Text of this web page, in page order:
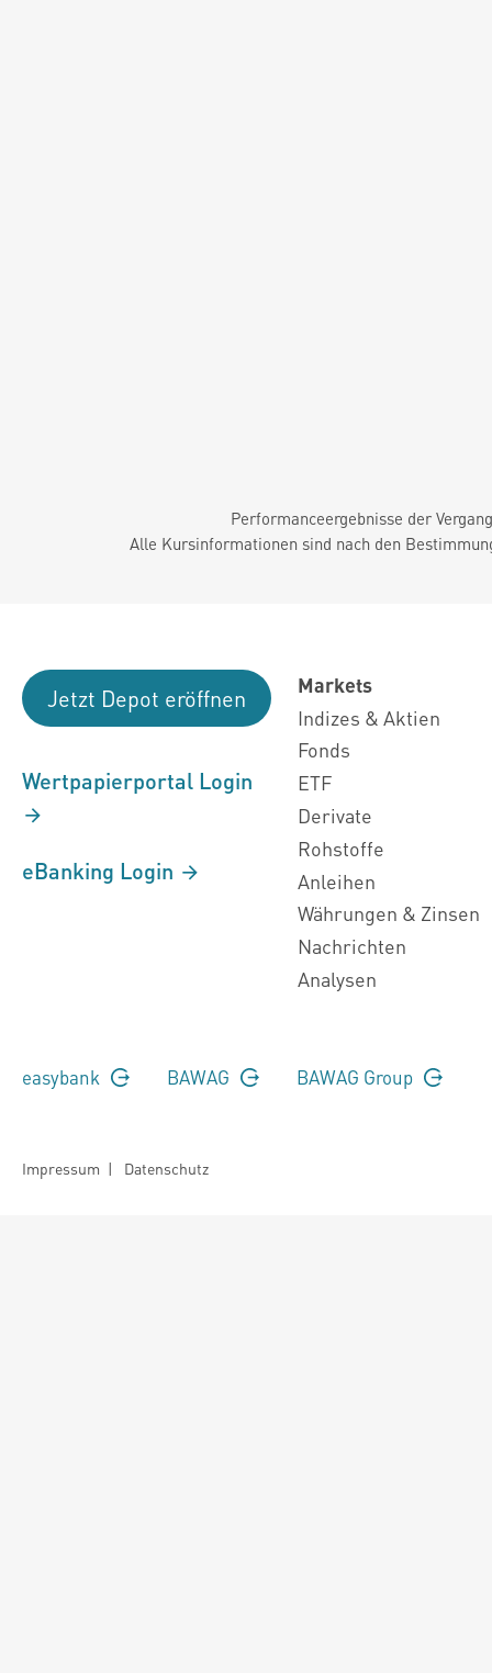
Performanceergebnisse der
Alle Kursinformationen sind nach den
Jetzt Depot eröffnen
Wertpapierportal Login
eBanking Login
Markets
Indizes & Aktien
Fonds
ETF
Derivate
Rohstoffe
Anleihen
Währungen & Zinsen
Nachrichten
Analysen
easybank BAWAG BAWAG Group
Impressum | Datenschutz